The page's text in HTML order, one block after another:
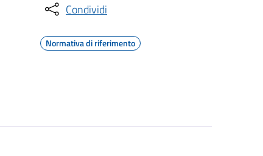
Condividi
Normativa di riferimento